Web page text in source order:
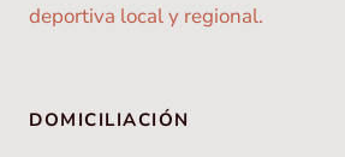
deportiva local y regional.
DOMICILIACIÓN